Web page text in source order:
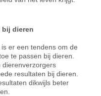
bij dieren
er een tendens om de
te passen bij dieren.
dierenverzorgers
resultaten bij dieren.
dikwijls beter